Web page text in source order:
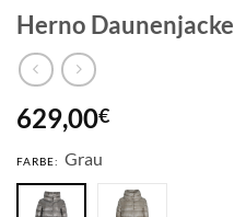
Herno Daunenjacke
629,00€
FARBE: Grau